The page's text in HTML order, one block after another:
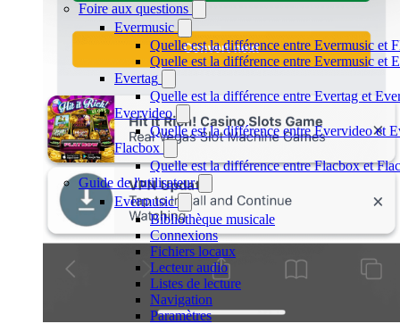
Foire aux questions
Evermusic
Quelle est la différence entre Evermusic et
Quelle est la différence entre Evermusic et
Evertag
Quelle est la différence entre Evertag et
Evervideo
Quelle est la différence entre Evervideo et
Flacbox
Quelle est la différence entre Flacbox et
Guide de l'utilisateur
Evermusic
Bibliothèque musicale
Connexions
Fichiers locaux
Lecteur audio
Listes de lecture
Navigation
Paramètres